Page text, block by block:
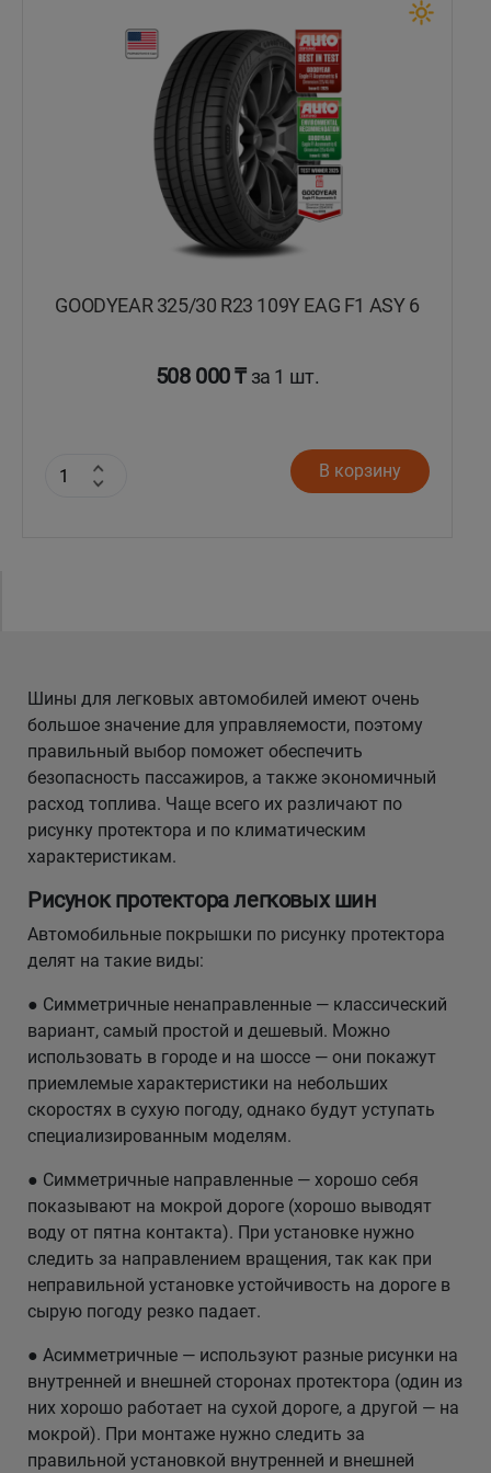
GOODYEAR 325/30 R23 109Y EAG F1 ASY 6
508 000 ₸ за 1 шт.
В корзину
Шины для легковых автомобилей имеют очень
большое значение для управляемости, поэтому
правильный выбор поможет обеспечить
безопасность пассажиров, а также экономичный
расход топлива. Чаще всего их различают по
рисунку протектора и по климатическим
характеристикам.
Рисунок протектора легковых шин
Автомобильные покрышки по рисунку протектора
делят на такие виды:
● Симметричные ненаправленные — классический
вариант, самый простой и дешевый. Можно
использовать в городе и на шоссе — они покажут
приемлемые характеристики на небольших
скоростях в сухую погоду, однако будут уступать
специализированным моделям.
● Симметричные направленные — хорошо себя
показывают на мокрой дороге (хорошо выводят
воду от пятна контакта). При установке нужно
следить за направлением вращения, так как при
неправильной установке устойчивость на дороге в
сырую погоду резко падает.
● Асимметричные — используют разные рисунки на
внутренней и внешней сторонах протектора (один из
них хорошо работает на сухой дороге, а другой — на
мокрой). При монтаже нужно следить за
правильной установкой внутренней и внешней
Семей
Темиртау
Экибастуз
Бишкек